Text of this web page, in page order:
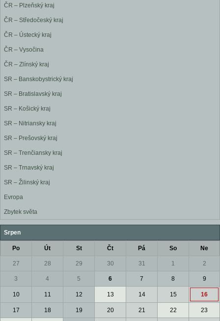
ČR – Plzeňský kraj
ČR – Středočeský kraj
ČR – Ústecký kraj
ČR – Vysočina
ČR – Zlínský kraj
SR – Banskobystrický kraj
SR – Bratislavský kraj
SR – Košický kraj
SR – Nitriansky kraj
SR – Prešovský kraj
SR – Trenčiansky kraj
SR – Trnavský kraj
SR – Žilinský kraj
Evropa
Zbytek světa
Srpen
Po Út St Čt Pá So Ne
27 28 29 30 31 1 2
3 4 5 6 7 8 9
10 11 12 13 14 15 16
17 18 19 20 21 22 23